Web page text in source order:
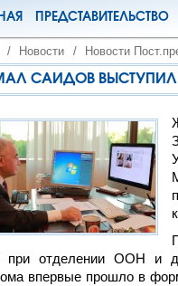
ПРЕДСТАВИТЕЛЬСТВО
/ Новости / Новости
САИДОВ
при отделении ООН и
впервые прошло в